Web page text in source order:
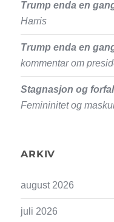
Trump enda en
Harris
Trump enda en
kommentar om
Stagnasjon og
Femininitet og
ARKIV
august 2026
juli 2026